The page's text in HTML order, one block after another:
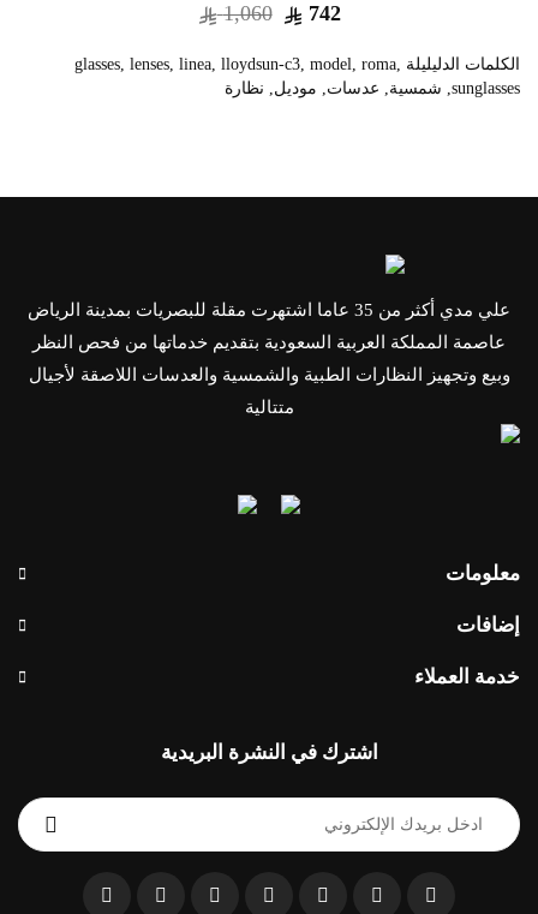
742
1,060
الكلمات الدليليلة glasses, lenses, linea, lloydsun-c3, model, roma,
sunglasses
, شمسية, عدسات, موديل, نظارة
علي مدي أكثر من 35 عاما اشتهرت مقلة للبصريات بمدينة الرياض
عاصمة المملكة العربية السعودية بتقديم خدماتها من فحص النظر
وبيع وتجهيز النظارات الطبية والشمسية والعدسات اللاصقة لأجيال
متتالية
معلومات
إضافات
خدمة العملاء
اشترك في النشرة البريدية